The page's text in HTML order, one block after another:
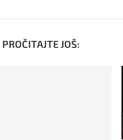
PROČITAJTE JOŠ: